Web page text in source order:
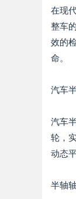
在现
整车
效的
命。
汽车
汽车
轮，
动态
半轴